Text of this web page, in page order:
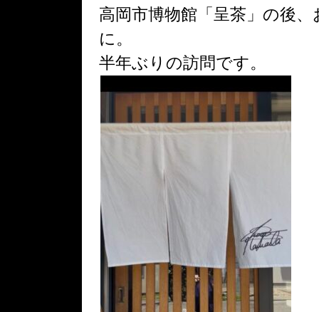
高岡市博物館「呈茶」の後
に。
半年ぶりの訪問です。